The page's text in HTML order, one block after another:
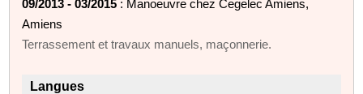
09/2013 - 03/2015 : Manoeuvre chez Cegelec Amiens,
Amiens
Terrassement et travaux manuels, maçonnerie.
Langues